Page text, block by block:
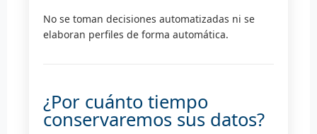
No se toman decisiones automatizadas ni se
elaboran perfiles de forma automática.
¿Por cuánto tiempo
conservaremos sus datos?